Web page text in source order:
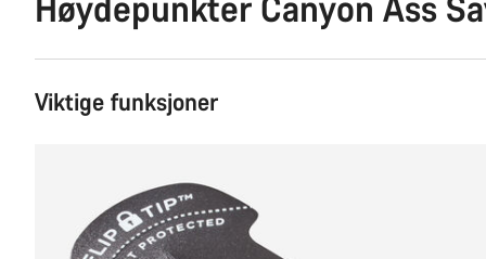
Viktige funksjoner